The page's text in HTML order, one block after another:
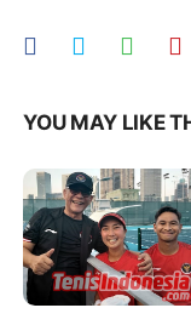
YOU MAY LIKE